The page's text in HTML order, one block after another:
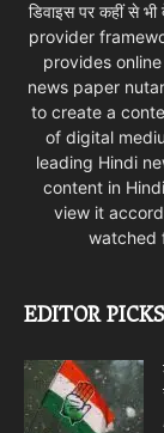
डिवाइस पर कहीं से
provider
provides
news paper
to create a
of digital
leading Hindi
content in
view it
watched
EDITOR PICKS